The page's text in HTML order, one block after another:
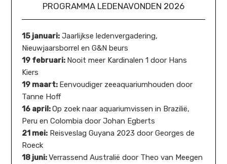
PROGRAMMA LEDENAVONDEN 2026
15 januari: Jaarlijkse ledenvergadering,
Nieuwjaarsborrel en G&N beurs
19 februari: Nooit meer Kardinalen 1 door Hans
Kiers
19 maart: Eenvoudiger zeeaquariumhouden door
Tanne Hoff
16 april:Op zoek naar aquariumvissen in Brazilië,
Peru en Colombia door Johan Egberts
21 mei: Reisveslag Guyana 2023 door Georges de
Roeck
18 juni:Verrassend Australië door Theo van Meegen